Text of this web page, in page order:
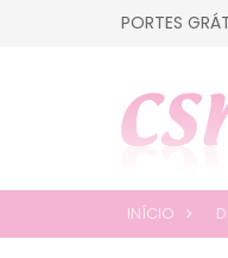
PORTES
INÍCIO